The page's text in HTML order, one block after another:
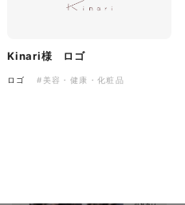
株式会社バスコフーズ様
FRUITFRUIT SNACK パッケ
Kinari様 ロゴ
ロゴ #美容・健康・化粧品